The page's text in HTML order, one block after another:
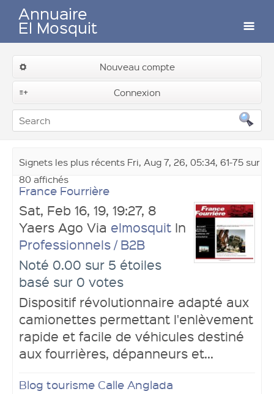
Annuaire
El Mosquit
Auteurs
Nouveau compte
Connexion
Soumettre un lien
Signets les plus récents Fri, Aug 7, 26, 05:34, 61-75 sur
80 affichés
France Fourrière
Sat, Feb 16, 19, 19:27, 8
Yaers Ago Via elmosquit In
Professionnels / B2B
Noté 0.00 sur 5 étoiles
basé sur 0 votes
Dispositif révolutionnaire adapté aux
camionettes permettant l'enlèvement
rapide et facile de véhicules destiné
aux fourrières, dépanneurs et...
Blog tourisme Calle Anglada